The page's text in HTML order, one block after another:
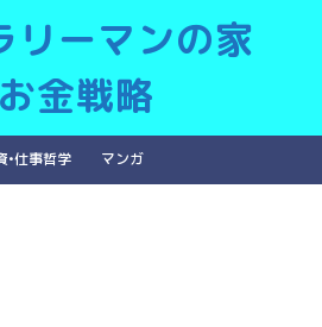
リーマンの家
金戦略
•仕事哲学 マンガ